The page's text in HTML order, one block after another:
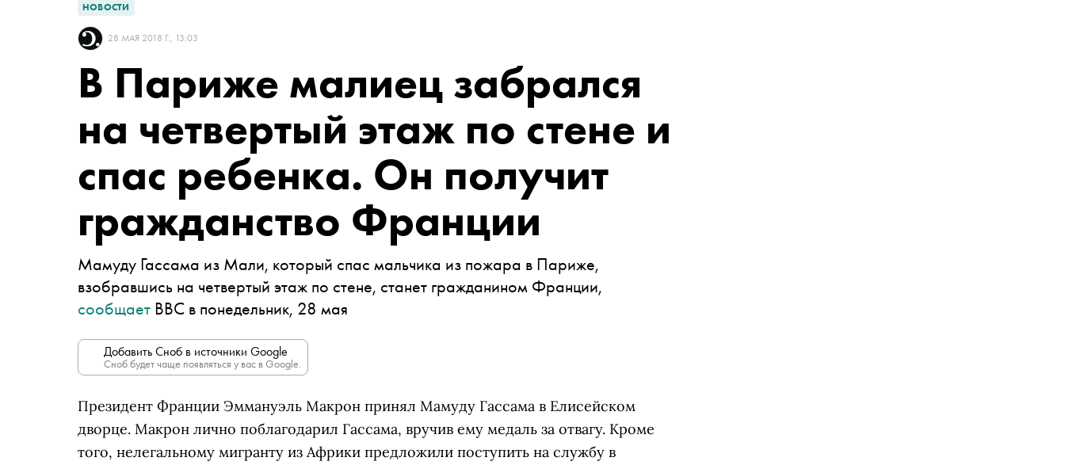
НОВОСТИ
28 МАЯ 2018 Г., 13:03
В Париже малиец забрался
на четвертый этаж по стене и
спас ребенка. Он получит
гражданство Франции
Мамуду Гассама из Мали, который спас мальчика из пожара в Париже,
взобравшись на четвертый этаж по стене, станет гражданином Франции,
сообщает ВВС в понедельник, 28 мая
Добавить Сноб в источники Google
Сноб будет чаще появляться у вас в Google.
Президент Франции Эммануэль Макрон принял Мамуду Гассама в Елисейском
дворце. Макрон лично поблагодарил Гассама, вручив ему медаль за отвагу. Кроме
того, нелегальному мигранту из Африки предложили поступить на службу в